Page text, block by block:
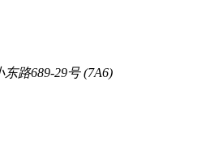
路689-29号 (7A6)